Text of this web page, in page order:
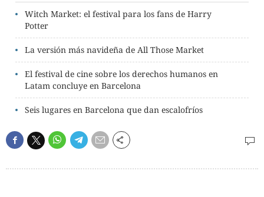
Witch Market: el festival para los fans de Harry
Potter
La versión más navideña de All Those Market
El festival de cine sobre los derechos humanos en
Latam concluye en Barcelona
Seis lugares en Barcelona que dan escalofríos